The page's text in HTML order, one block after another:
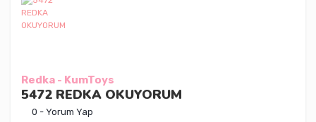
Redka - KumToys
5472 REDKA OKUYORUM
0 - Yorum Yap